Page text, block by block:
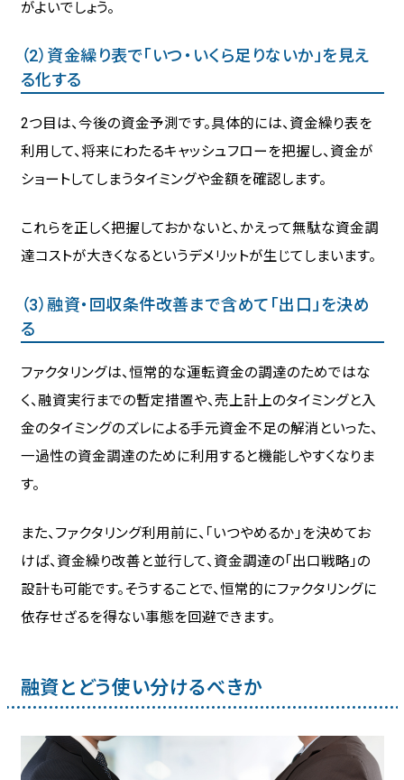
がよいでしょう。
（2）資金繰り表で「いつ・いくら足りないか」を見え
る化する
2つ目は、今後の資金予測です。具体的には、資金繰り表を
利用して、将来にわたるキャッシュフローを把握し、資金が
ショートしてしまうタイミングや金額を確認します。
これらを正しく把握しておかないと、かえって無駄な資金調
達コストが大きくなるというデメリットが生じてしまいます。
（3）融資・回収条件改善まで含めて「出口」を決め
る
ファクタリングは、恒常的な運転資金の調達のためではな
く、融資実行までの暫定措置や、売上計上のタイミングと入
金のタイミングのズレによる手元資金不足の解消といった、
一過性の資金調達のために利用すると機能しやすくなりま
す。
また、ファクタリング利用前に、「いつやめるか」を決めてお
けば、資金繰り改善と並行して、資金調達の「出口戦略」の
設計も可能です。そうすることで、恒常的にファクタリングに
依存せざるを得ない事態を回避できます。
融資とどう使い分けるべきか